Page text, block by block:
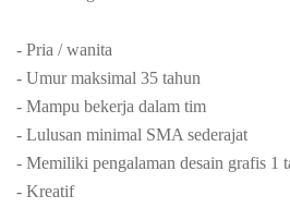
- Pria / wanita
- Umur maksimal 35 tahun
- Mampu bekerja dalam tim
- Lulusan minimal SMA sederajat
- Memiliki pengalaman desain grafis 1
- Kreatif